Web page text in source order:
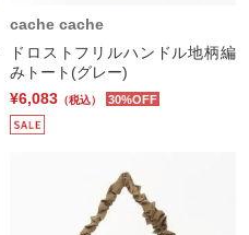
cache cache
ドロストフリルハンドル地柄編
みトート(グレー)
¥6,083 （税込） 30%OFF